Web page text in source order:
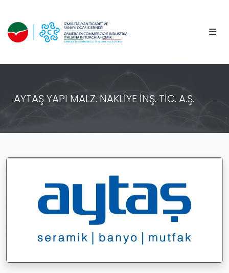
AYTAŞ YAPI MALZ. NAKLİYE İNŞ. TİC. A.Ş.